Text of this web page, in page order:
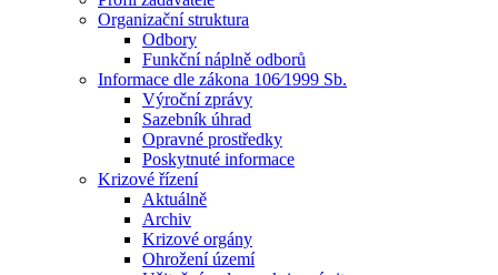
Organizační struktura
Odbory
Funkční náplně odborů
Informace dle zákona 106⁄1999 Sb.
Výroční zprávy
Sazebník úhrad
Opravné prostředky
Poskytnuté informace
Krizové řízení
Aktuálně
Archiv
Krizové orgány
Ohrožení území